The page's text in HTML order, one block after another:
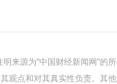
明来源为"中国财经新闻网"的
观点和对其真实性负责。其